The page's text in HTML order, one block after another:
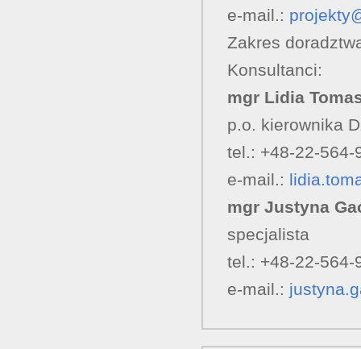
e-mail.:
Zakres
Konsultanci:
mgr Lidia
p.o. kierownika
tel.: +48-22-564-
e-mail.:
mgr Justyna
specjalista
tel.: +48-22-564-
e-mail.: